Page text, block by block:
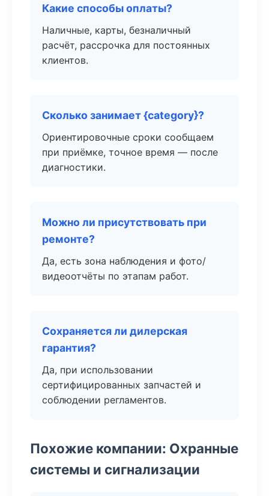
Какие способы оплаты?
Наличные, карты, безналичный
расчёт, рассрочка для постоянных
клиентов.
Сколько занимает {category}?
Ориентировочные сроки сообщаем
при приёмке, точное время — после
диагностики.
Можно ли присутствовать при
ремонте?
Да, есть зона наблюдения и фото/
видеоотчёты по этапам работ.
Сохраняется ли дилерская
гарантия?
Да, при использовании
сертифицированных запчастей и
соблюдении регламентов.
Похожие компании: Охранные
системы и сигнализации